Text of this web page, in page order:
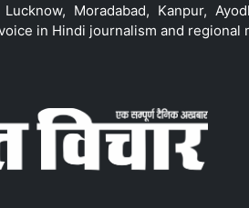
Moradabad, Kanpur,
in Hindi journalism and regional